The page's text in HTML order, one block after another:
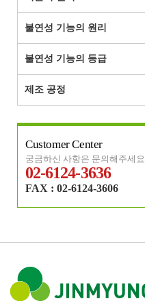
불연성 기능의 원리
불연성 기능의 등급
제조 공정
Customer Center
궁금하신 사항은 문의해주세
02-6124-3636
FAX : 02-6124-3606